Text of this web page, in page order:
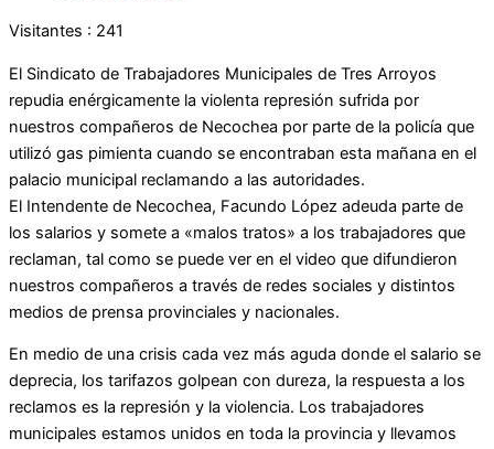
Visitantes : 241
El Sindicato de Trabajadores Municipales de Tres Arroyos
repudia enérgicamente la violenta represión sufrida por
nuestros compañeros de Necochea por parte de la policía que
utilizó gas pimienta cuando se encontraban esta mañana en el
palacio municipal reclamando a las autoridades.
El Intendente de Necochea, Facundo López adeuda parte de
los salarios y somete a «malos tratos» a los trabajadores que
reclaman, tal como se puede ver en el video que difundieron
nuestros compañeros a través de redes sociales y distintos
medios de prensa provinciales y nacionales.
En medio de una crisis cada vez más aguda donde el salario se
deprecia, los tarifazos golpean con dureza, la respuesta a los
reclamos es la represión y la violencia. Los trabajadores
municipales estamos unidos en toda la provincia y llevamos